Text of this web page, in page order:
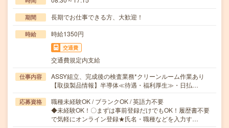
期間 長期でお仕事できる方、大歓迎！
時給 時給1350円
交通費
交通費規定内支給
仕事内容
ASSY組立、完成後の検査業務*クリーンルーム作業あり
【取扱製品情報】半導体≪待遇・福利厚生≫・日払…
応募資格
職種未経験OK / ブランクOK / 英語力不要
◆未経験OK！〇まずは事前登録だけでもOK！履歴書不要
で気軽にオンライン登録★氏名・職種などを入力す…